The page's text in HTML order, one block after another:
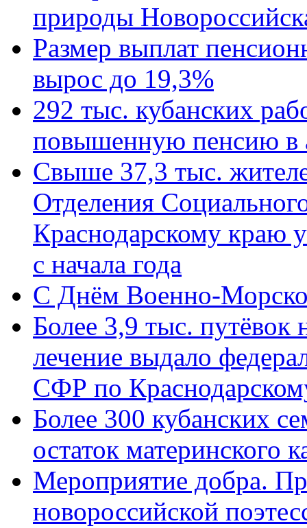
природы
Размер выплат
вырос до 19,3%
292 тыс. кубанских
повышенную пенсию в
Свыше 37,3 тыс.
Отделения
Краснодарскому краю
с начала года
C Днём Военно-
Более 3,9 тыс. путёвок
лечение выдало
СФР по
Более 300 кубанских
остаток материнского
Мероприятие добра.
новороссийской